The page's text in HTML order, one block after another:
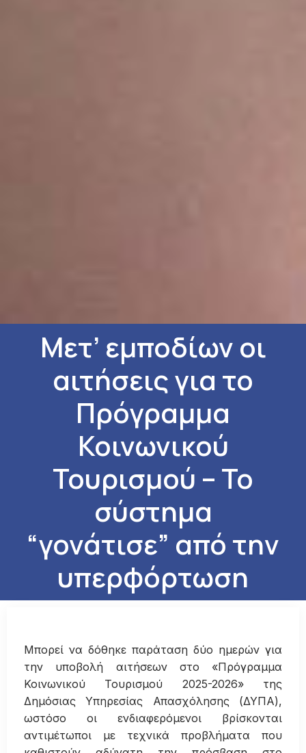
Μετ’ εμποδίων οι
αιτήσεις για το
Πρόγραμμα
Κοινωνικού
Τουρισμού – Το
σύστημα
“γονάτισε” από την
υπερφόρτωση
Μπορεί να δόθηκε παράταση δύο ημερών για
την υποβολή αιτήσεων στο «Πρόγραμμα
Κοινωνικού Τουρισμού 2025-2026» της
Δημόσιας Υπηρεσίας Απασχόλησης (ΔΥΠΑ),
ωστόσο οι ενδιαφερόμενοι βρίσκονται
αντιμέτωποι με τεχνικά προβλήματα που